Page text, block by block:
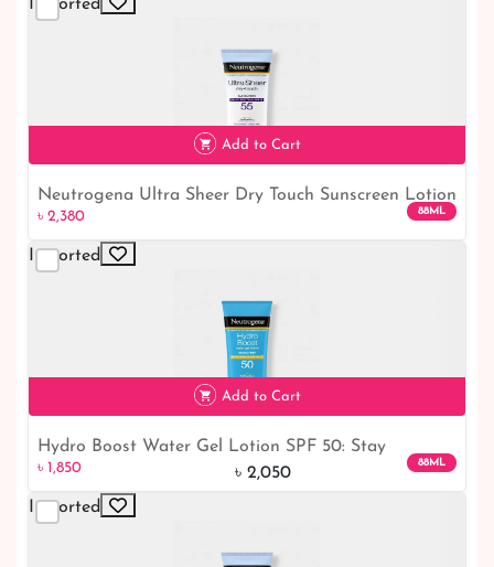
৳ 1,85010% off
Imported
৳ 2,380
Add to Cart
Neutrogena Ultra Sheer Dry Touch Sunscreen Lotion
- SPF 55
৳ 2,380 88ML
Imported
Add to Cart
Hydro Boost Water Gel Lotion SPF 50: Stay
Hydrated and Protected All Day!
৳ 1,850 ৳ 2,050
88ML
Imported